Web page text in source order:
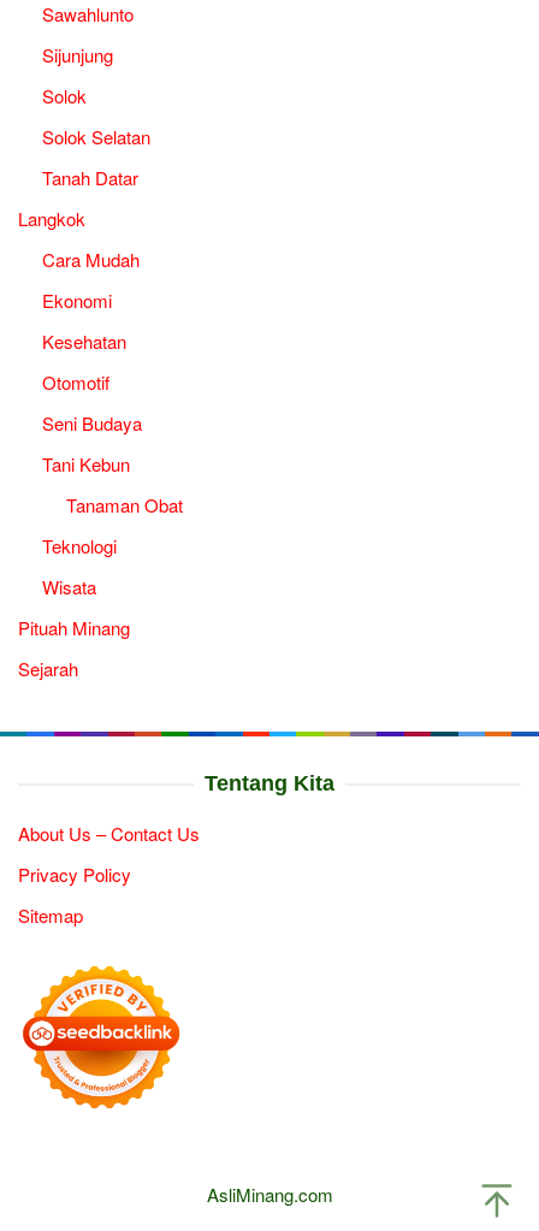
Sawahlunto
Sijunjung
Solok
Solok Selatan
Tanah Datar
Langkok
Cara Mudah
Ekonomi
Kesehatan
Otomotif
Seni Budaya
Tani Kebun
Tanaman Obat
Teknologi
Wisata
Pituah Minang
Sejarah
Tentang Kita
About Us – Contact Us
Privacy Policy
Sitemap
AsliMinang.com